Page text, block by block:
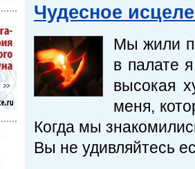
Чудесное
Мы жили
в палате
высокая
меня,
Когда мы
Вы не удивляйтесь